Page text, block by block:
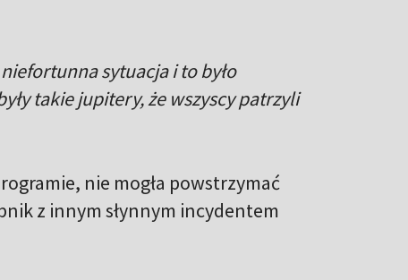
sytuacja i to było
takie jupitery, że wszyscy patrzyli
nie mogła powstrzymać
z innym słynnym incydentem